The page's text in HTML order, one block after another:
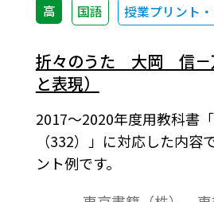
高 国語 授業プリント
折々のうた 大岡 信－
と表現）
2017～2020年度用教科書
（332）」に対応した内容
ント例です。